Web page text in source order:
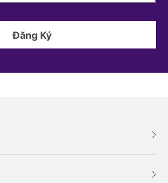
Đăng Ký